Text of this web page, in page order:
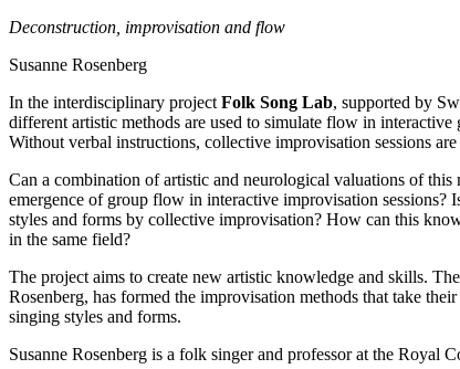
Deconstruction, improvisation and flow
Susanne Rosenberg
In the interdisciplinary project Folk Song Lab, supported by
different artistic methods are used to simulate flow in interactive
Without verbal instructions, collective improvisation sessions
Can a combination of artistic and neurological valuations of this
emergence of group flow in interactive improvisation sessions?
styles and forms by collective improvisation? How can this
in the same field?
The project aims to create new artistic knowledge and skills.
Rosenberg, has formed the improvisation methods that take
singing styles and forms.
Susanne Rosenberg is a folk singer and professor at the Royal